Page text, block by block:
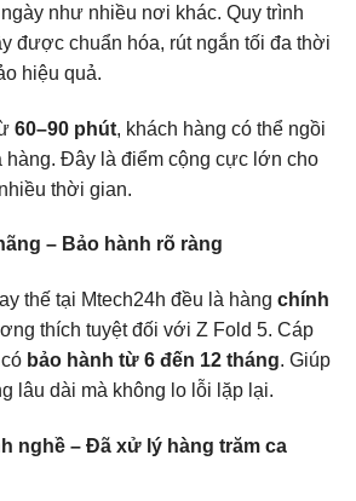
như nhiều nơi khác. Quy trình
được chuẩn hóa, rút ngắn tối đa thời
hiệu quả.
60–90 phút, khách hàng có thể ngồi
Đây là điểm cộng cực lớn cho
thời gian.
– Bảo hành rõ ràng
thế tại Mtech24h đều là hàng chính
thích tuyệt đối với Z Fold 5. Cáp
bảo hành từ 6 đến 12 tháng. Giúp
lâu dài mà không lo lỗi lặp lại.
nghề – Đã xử lý hàng trăm ca